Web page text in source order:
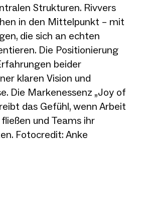
Strukturen. Rivvers
in den Mittelpunkt – mit
die sich an echten
Die Positionierung
beider
klaren Vision und
Die Markenessenz „Joy of
das Gefühl, wenn Arbeit
und Teams ihr
Fotocredit: Anke